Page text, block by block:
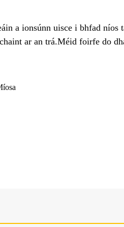
a ionsúnn uisce i bhfad níos
ar an trá.Méid foirfe do